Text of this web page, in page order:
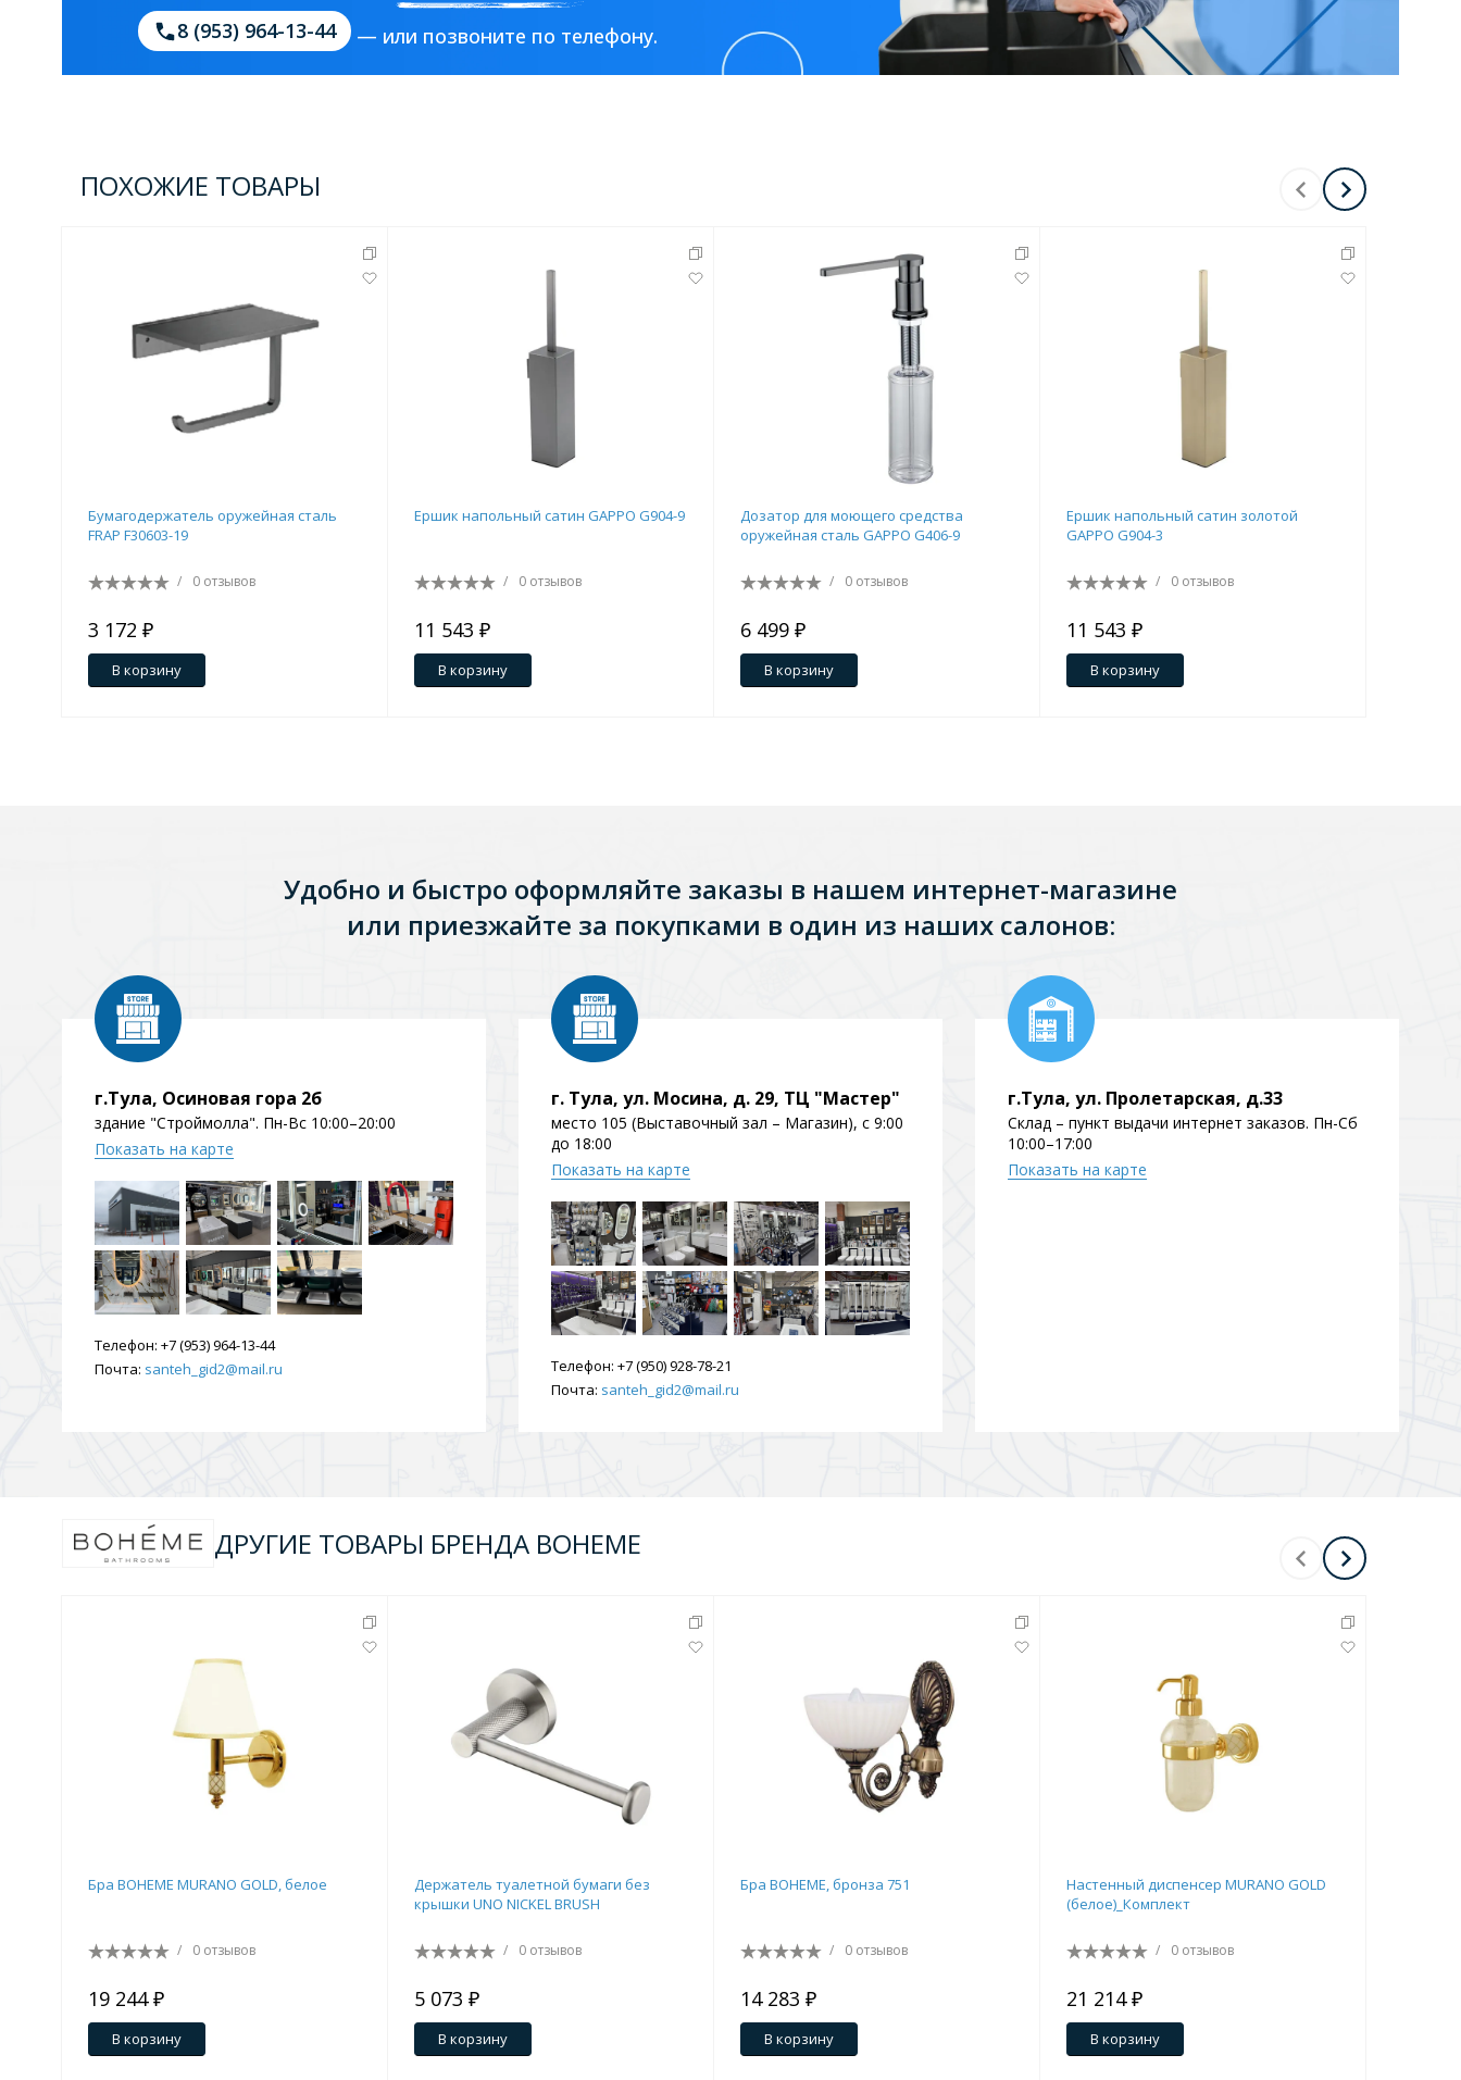
8 (953) 964-13-44
— или позвоните по телефону.
ПОХОЖИЕ ТОВАРЫ
Бумагодержатель оружейная сталь
FRAP F30603-19
/ 0 отзывов
3 172 ₽
В корзину
Ершик напольный сатин GAPPO G904-9
/ 0 отзывов
11 543 ₽
В корзину
Дозатор для моющего средства
оружейная сталь GAPPO G406-9
/ 0 отзывов
6 499 ₽
В корзину
Ершик напольный сатин золотой
GAPPO G904-3
/ 0 отзывов
11 543 ₽
В корзину
Удобно и быстро оформляйте заказы в нашем интернет-магазине
или приезжайте за покупками в один из наших салонов:
г.Тула, Осиновая гора 2б
здание "Строймолла". Пн-Вс 10:00–20:00
Показать на карте
Телефон: +7 (953) 964-13-44
Почта: santeh_gid2@mail.ru
г. Тула, ул. Мосина, д. 29, ТЦ "Мастер"
место 105 (Выставочный зал – Магазин), с 9:00
до 18:00
Показать на карте
Телефон: +7 (950) 928-78-21
Почта: santeh_gid2@mail.ru
г.Тула, ул. Пролетарская, д.33
Склад – пункт выдачи интернет заказов. Пн-Сб
10:00–17:00
Показать на карте
ДРУГИЕ ТОВАРЫ БРЕНДА BOHEME
Бра BOHEME MURANO GOLD, белое
/ 0 отзывов
19 244 ₽
В корзину
Держатель туалетной бумаги без
крышки UNO NICKEL BRUSH
/ 0 отзывов
5 073 ₽
В корзину
Бра BOHEME, бронза 751
/ 0 отзывов
14 283 ₽
В корзину
Настенный диспенсер MURANO GOLD
(белое)_Комплект
/ 0 отзывов
21 214 ₽
В корзину